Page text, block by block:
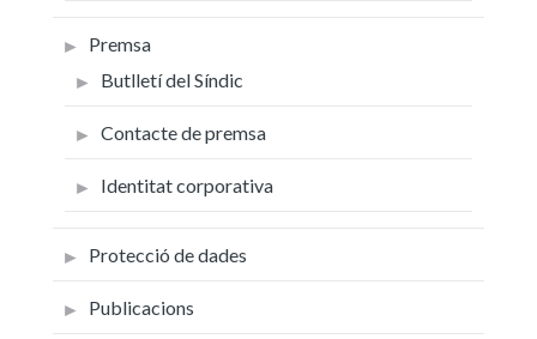
Premsa
Butlletí del Síndic
Contacte de premsa
Identitat corporativa
Protecció de dades
Publicacions